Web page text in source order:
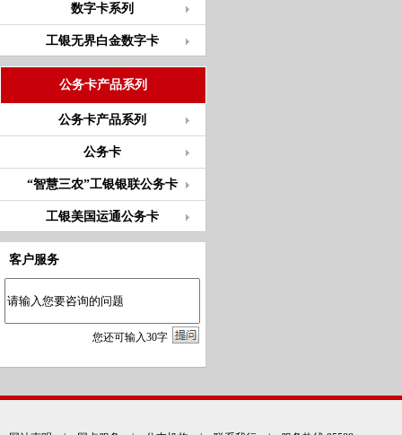
数字卡系列
工银无界白金数字卡
公务卡产品系列
公务卡产品系列
公务卡
“智慧三农”工银银联公务卡
工银美国运通公务卡
客户服务
您还可输入30字